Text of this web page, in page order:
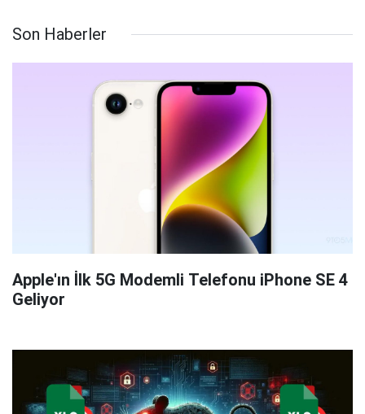
Son Haberler
Apple'ın İlk 5G Modemli Telefonu iPhone SE 4
Geliyor